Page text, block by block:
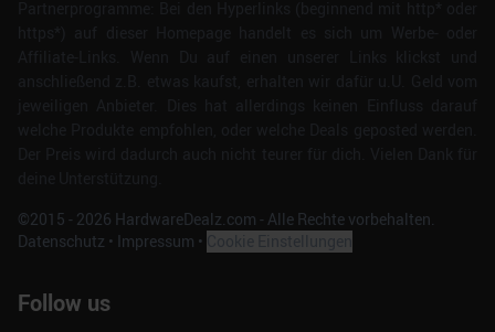
©2015 - 2026 HardwareDealz.com - Alle Rechte vorbehalten.
Datenschutz • Impressum •
Follow us